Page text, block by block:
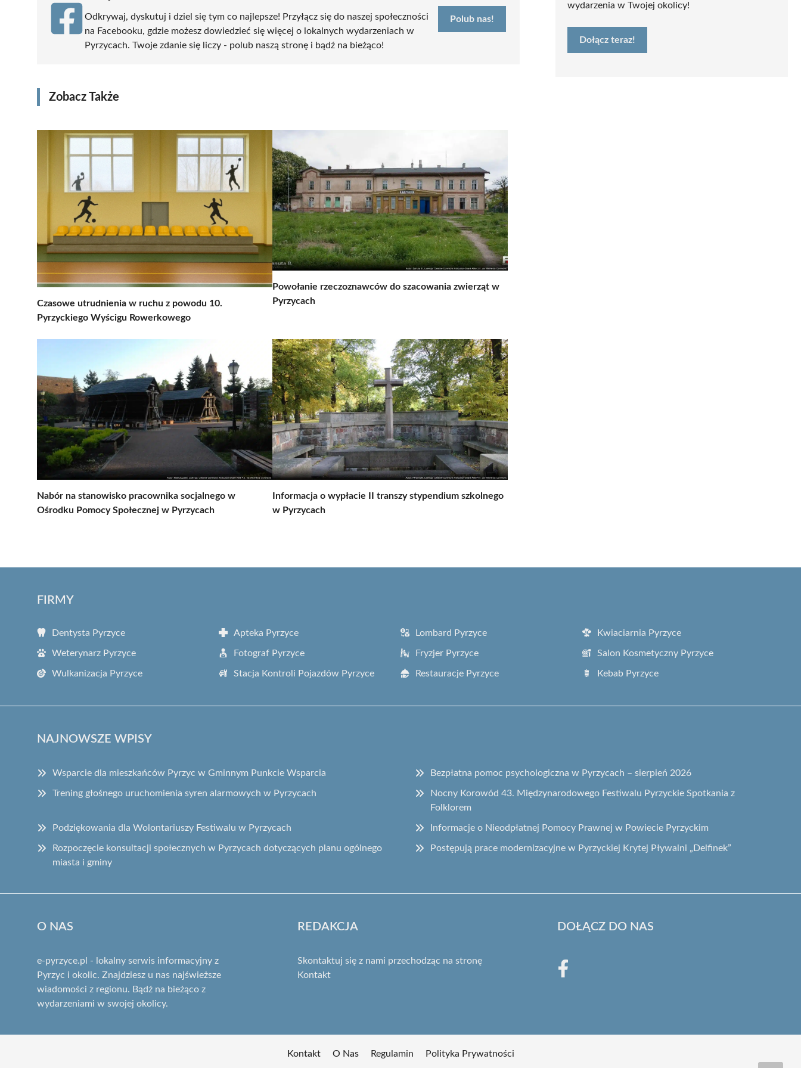
Odkrywaj, dyskutuj i dziel się tym co najlepsze! Przyłącz się do naszej społeczności
na Facebooku, gdzie możesz dowiedzieć się więcej o lokalnych wydarzeniach w
Pyrzycach. Twoje zdanie się liczy - polub naszą stronę i bądź na bieżąco!
Polub nas!
Zobacz Także
Czasowe utrudnienia w ruchu z powodu 10.
Pyrzyckiego Wyścigu Rowerkowego
Powołanie rzeczoznawców do szacowania zwierząt w
Pyrzycach
Nabór na stanowisko pracownika socjalnego w
Ośrodku Pomocy Społecznej w Pyrzycach
Informacja o wypłacie II transzy stypendium szkolnego
w Pyrzycach
wydarzenia w Twojej okolicy!
Dołącz teraz!
FIRMY
Dentysta Pyrzyce Apteka Pyrzyce Lombard Pyrzyce Kwiaciarnia Pyrzyce
Weterynarz Pyrzyce Fotograf Pyrzyce Fryzjer Pyrzyce Salon Kosmetyczny Pyrzyce
Wulkanizacja Pyrzyce Stacja Kontroli Pojazdów Pyrzyce Restauracje Pyrzyce Kebab Pyrzyce
NAJNOWSZE WPISY
Wsparcie dla mieszkańców Pyrzyc w Gminnym Punkcie Wsparcia Bezpłatna pomoc psychologiczna w Pyrzycach – sierpień 2026
Trening głośnego uruchomienia syren alarmowych w Pyrzycach
Nocny Korowód 43. Międzynarodowego Festiwalu Pyrzyckie Spotkania z
Folklorem
Podziękowania dla Wolontariuszy Festiwalu w Pyrzycach Informacje o Nieodpłatnej Pomocy Prawnej w Powiecie Pyrzyckim
Rozpoczęcie konsultacji społecznych w Pyrzycach dotyczących planu ogólnego
miasta i gminy
Postępują prace modernizacyjne w Pyrzyckiej Krytej Pływalni „Delfinek”
O NAS
e-pyrzyce.pl - lokalny serwis informacyjny z
Pyrzyc i okolic. Znajdziesz u nas najświeższe
wiadomości z regionu. Bądź na bieżąco z
wydarzeniami w swojej okolicy.
REDAKCJA
Skontaktuj się z nami przechodząc na stronę
Kontakt
DOŁĄCZ DO NAS
Kontakt O Nas Regulamin Polityka Prywatności